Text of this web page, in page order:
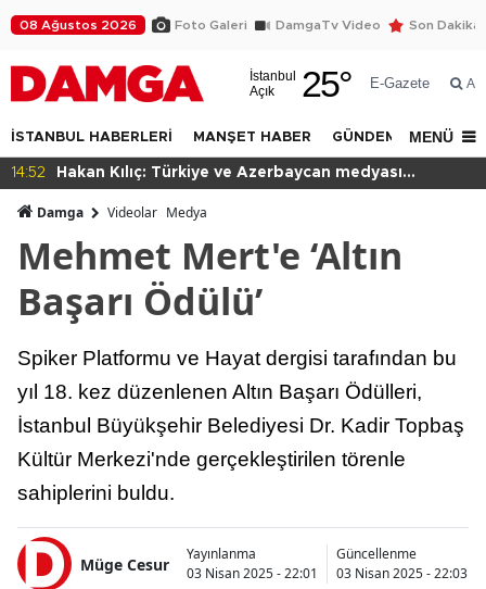
08 Ağustos 2026 Foto Galeri DamgaTv Video Son Dakika
İstanbul
Açık
25° E-Gazete Ara
İSTANBUL HABERLERİ MANŞET HABER GÜNDEM DÜNYA
MENÜ
14:52
Hakan Kılıç: Türkiye ve Azerbaycan medyası
Damga Videolar Medya
Mehmet Mert'e ‘Altın
Başarı Ödülü’
Spiker Platformu ve Hayat dergisi tarafından bu
yıl 18. kez düzenlenen Altın Başarı Ödülleri,
İstanbul Büyükşehir Belediyesi Dr. Kadir Topbaş
Kültür Merkezi'nde gerçekleştirilen törenle
sahiplerini buldu.
Müge Cesur
Yayınlanma
03 Nisan 2025 - 22:01
Güncellenme
03 Nisan 2025 - 22:03